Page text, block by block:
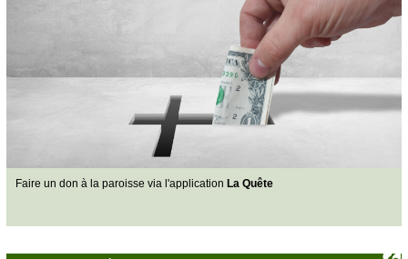
Obsèques
Confessions
Sacrements pour adultes
Faire célébrer une messe
PHOTOS
Faire un don à la paroisse via l'application La Quête